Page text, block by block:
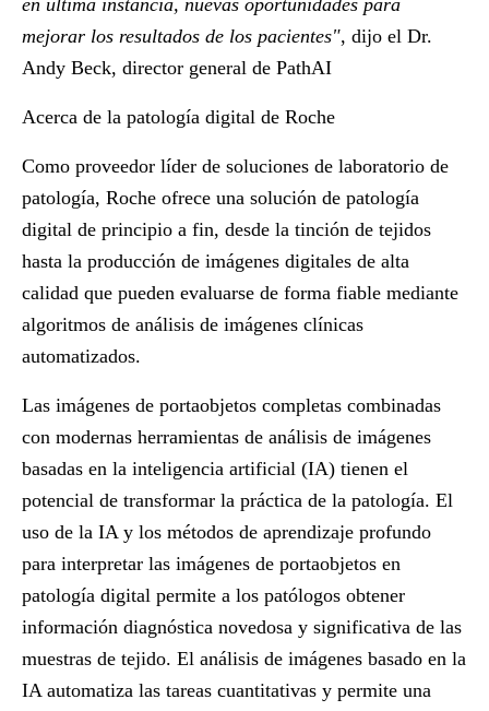
en última instancia, nuevas oportunidades para
mejorar los resultados de los pacientes", dijo el Dr.
Andy Beck, director general de PathAI
Acerca de la patología digital de Roche
Como proveedor líder de soluciones de laboratorio de
patología, Roche ofrece una solución de patología
digital de principio a fin, desde la tinción de tejidos
hasta la producción de imágenes digitales de alta
calidad que pueden evaluarse de forma fiable mediante
algoritmos de análisis de imágenes clínicas
automatizados.
Las imágenes de portaobjetos completas combinadas
con modernas herramientas de análisis de imágenes
basadas en la inteligencia artificial (IA) tienen el
potencial de transformar la práctica de la patología. El
uso de la IA y los métodos de aprendizaje profundo
para interpretar las imágenes de portaobjetos en
patología digital permite a los patólogos obtener
información diagnóstica novedosa y significativa de las
muestras de tejido. El análisis de imágenes basado en la
IA automatiza las tareas cuantitativas y permite una